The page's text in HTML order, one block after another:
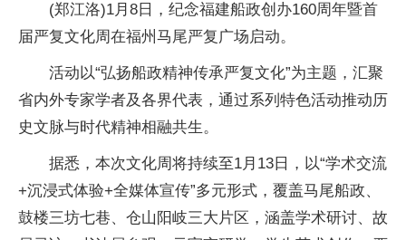
(郑江洛)1月8日，纪念福建船政创办160周年暨首
届严复文化周在福州马尾严复广场启动。
活动以“弘扬船政精神传承严复文化”为主题，汇聚
省内外专家学者及各界代表，通过系列特色活动推动历
史文脉与时代精神相融共生。
据悉，本次文化周将持续至1月13日，以“学术交流
+沉浸式体验+全媒体宣传”多元形式，覆盖马尾船政、
鼓楼三坊七巷、仓山阳岐三大片区，涵盖学术研讨、故